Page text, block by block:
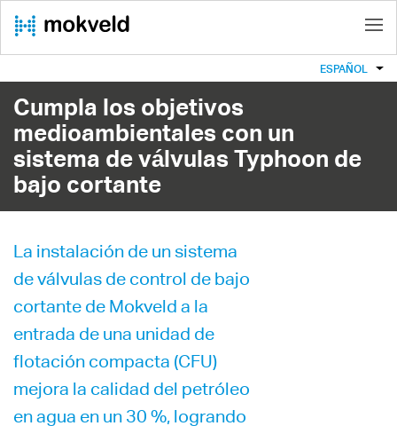
ESPAÑOL
Cumpla los objetivos
medioambientales con un
sistema de válvulas Typhoon de
bajo cortante
La instalación de un sistema
de válvulas de control de bajo
cortante de Mokveld a la
entrada de una unidad de
flotación compacta (CFU)
mejora la calidad del petróleo
en agua en un 30 %, logrando